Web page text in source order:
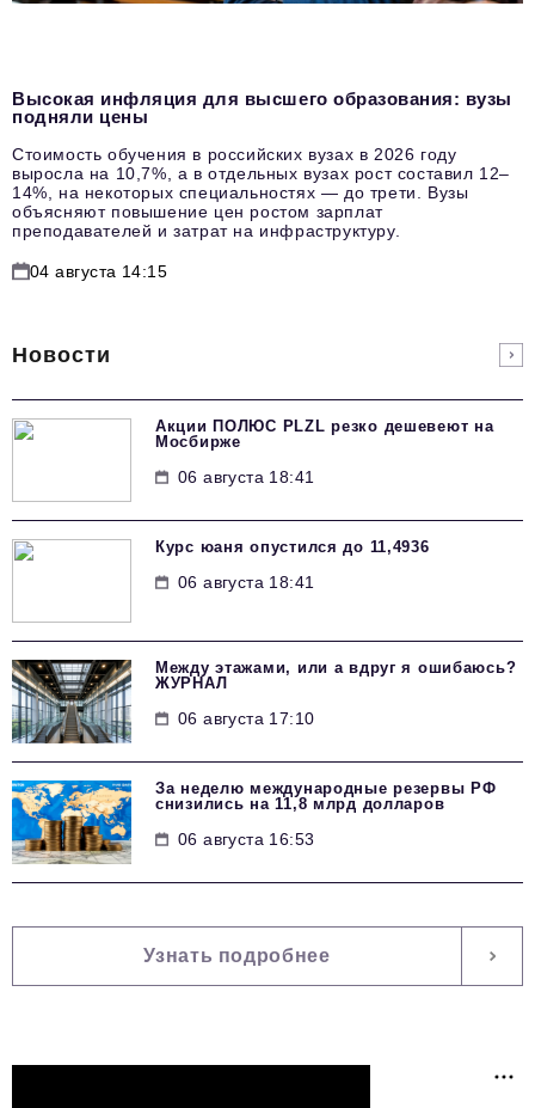
Высокая инфляция для высшего образования: вузы
подняли цены
Стоимость обучения в российских вузах в 2026 году
выросла на 10,7%, а в отдельных вузах рост составил 12–
14%, на некоторых специальностях — до трети. Вузы
объясняют повышение цен ростом зарплат
преподавателей и затрат на инфраструктуру.
04 августа 14:15
Новости
Акции ПОЛЮС PLZL резко дешевеют на
Мосбирже
06 августа 18:41
Курс юаня опустился до 11,4936
06 августа 18:41
Между этажами, или а вдруг я ошибаюсь?
ЖУРНАЛ
06 августа 17:10
За неделю международные резервы РФ
снизились на 11,8 млрд долларов
06 августа 16:53
Узнать подробнее